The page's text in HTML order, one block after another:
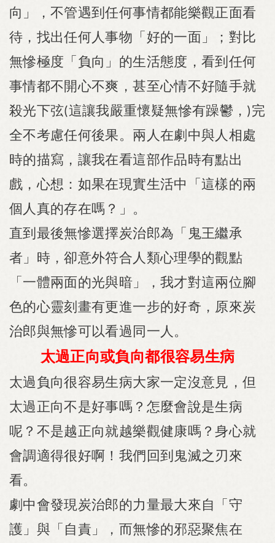
向」，不管遇到任何事情都能樂觀正面看
待，找出任何人事物「好的一面」；對比
無慘極度「負向」的生活態度，看到任何
事情都不開心不爽，甚至心情不好隨手就
殺光下弦(這讓我嚴重懷疑無慘有躁鬱， )完
全不考慮任何後果。兩人在劇中與人相處
時的描寫，讓我在看這部作品時有點出
戲，心想：如果在現實生活中「這樣的兩
個人真的存在嗎？」。
直到最後無慘選擇炭治郎為「鬼王繼承
者」時，卻意外符合人類心理學的觀點
「一體兩面的光與暗」，我才對這兩位腳
色的心靈刻畫有更進一步的好奇，原來炭
治郎與無慘可以看過同一人。
太過正向或負向都很容易生病
太過負向很容易生病大家一定沒意見，但
太過正向不是好事嗎？怎麼會說是生病
呢？不是越正向就越樂觀健康嗎？身心就
會調適得很好啊！我們回到鬼滅之刃來
看。
劇中會發現炭治郎的力量最大來自「守
護」與「自責」，而無慘的邪惡聚焦在